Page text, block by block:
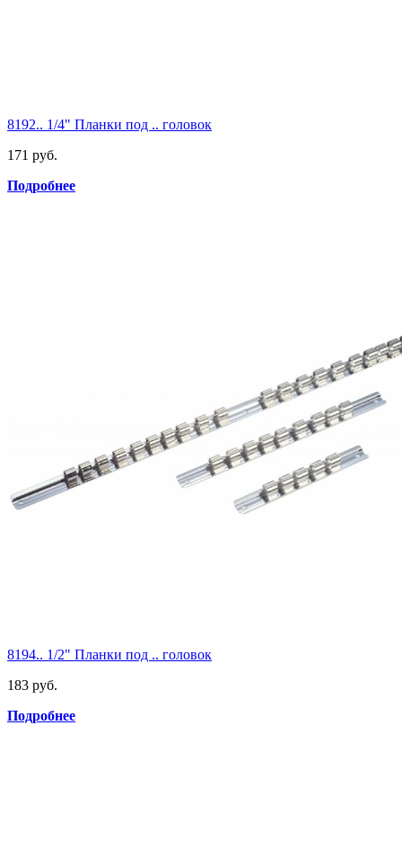
8192.. 1/4" Планки под .. головок
171 руб.
Подробнее
8194.. 1/2" Планки под .. головок
183 руб.
Подробнее